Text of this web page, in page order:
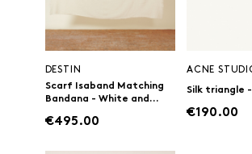
DESTIN
Scarf Isaband Matching
Bandana - White and...
€495.00
ACNE
Silk triangle
€190.00